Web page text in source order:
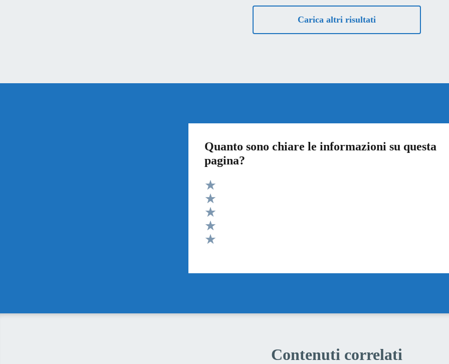
Carica altri risultati
Quanto sono chiare le informazioni su questa
pagina?
Valuta 5 stelle su 5
Valuta 4 stelle su 5
Valuta 3 stelle su 5
Valuta 2 stelle su 5
Contenuti correlati